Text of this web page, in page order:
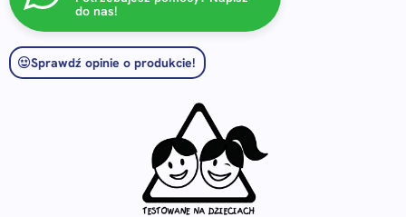
do nas!
Sprawdź opinie o produkcie!